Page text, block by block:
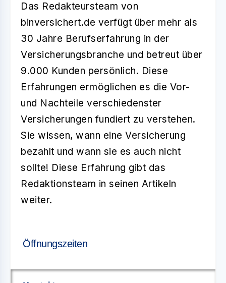
Das Redakteursteam von
binversichert.de verfügt über mehr als
30 Jahre Berufserfahrung in der
Versicherungsbranche und betreut über
9.000 Kunden persönlich. Diese
Erfahrungen ermöglichen es die Vor-
und Nachteile verschiedenster
Versicherungen fundiert zu verstehen.
Sie wissen, wann eine Versicherung
bezahlt und wann sie es auch nicht
sollte! Diese Erfahrung gibt das
Redaktionsteam in seinen Artikeln
weiter.
Öffnungszeiten